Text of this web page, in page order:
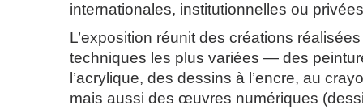
internationales, institutionnelles ou
L’exposition réunit des créations
techniques les plus variées — des
l’acrylique, des dessins à l’encre, au
mais aussi des œuvres numériques